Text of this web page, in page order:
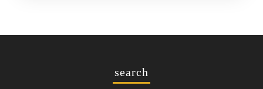
search